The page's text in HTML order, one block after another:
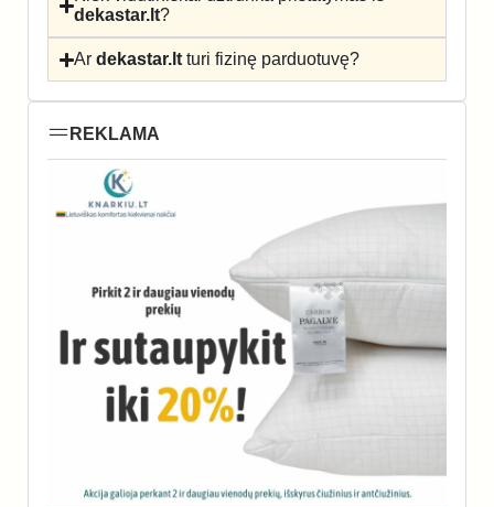
dekastar.lt?
Ardekastar.lt turi fizinę parduotuvę?
REKLAMA